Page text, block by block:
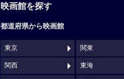
映画館を探す
都道府県から映画館
東京 関東
関西 東海